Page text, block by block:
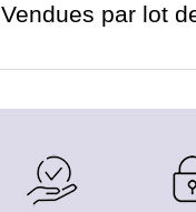
Vendues par lot